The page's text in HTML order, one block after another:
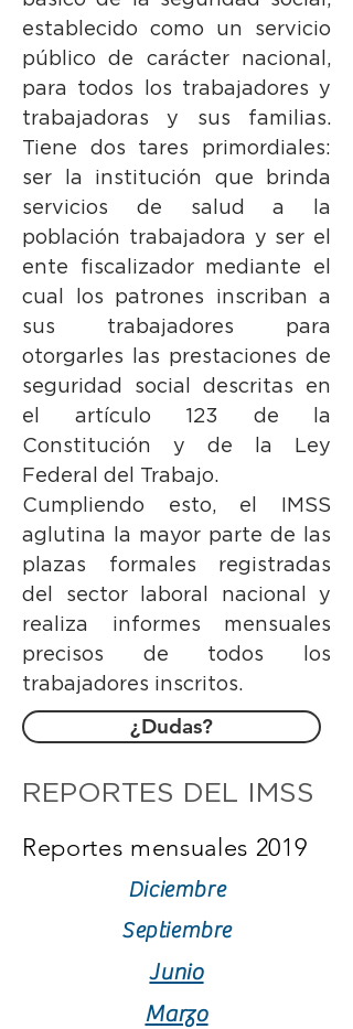
establecido como un servicio
público de carácter nacional,
para todos los trabajadores y
trabajadoras y sus familias.
Tiene dos tares primordiales:
ser la institución que brinda
servicios de salud a la
población trabajadora y ser el
ente fiscalizador mediante el
cual los patrones inscriban a
sus trabajadores para
otorgarles las prestaciones de
seguridad social descritas en
el artículo 123 de la
Constitución y de la Ley
Federal del Trabajo.
Cumpliendo esto, el IMSS
aglutina la mayor parte de las
plazas formales registradas
del sector laboral nacional y
realiza informes mensuales
precisos de todos los
trabajadores inscritos.
¿Dudas?
REPORTES DEL IMSS
Reportes mensuales 2019
Diciembre
Septiembre
Junio
Marzo